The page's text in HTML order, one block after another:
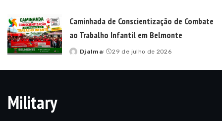
Caminhada de Conscientização de Combate
ao Trabalho Infantil em Belmonte
Posted
Djalma 29 de julho de 2026
Military